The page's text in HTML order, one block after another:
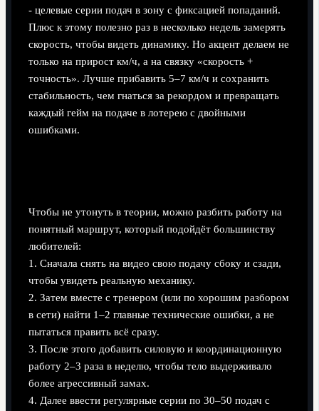
- целевые серии подач в зону с фиксацией попаданий.
Плюс к этому полезно раз в несколько недель замерять
скорость, чтобы видеть динамику. Но акцент делаем не
только на прирост км/ч, а на связку «скорость +
точность». Лучше прибавить 5–7 км/ч и сохранить
стабильность, чем гнаться за рекордом и превращать
каждый гейм на подаче в лотерею с двойными
ошибками.
Чтобы не утонуть в теории, можно разбить работу на
понятный маршрут, который подойдёт большинству
любителей:
1. Сначала снять на видео свою подачу сбоку и сзади,
чтобы увидеть реальную механику.
2. Затем вместе с тренером (или по хорошим разбором
в сети) найти 1–2 главные технические ошибки, а не
пытаться править всё сразу.
3. После этого добавить силовую и координационную
работу 2–3 раза в неделю, чтобы тело выдерживало
более агрессивный замах.
4. Далее ввести регулярные серии по 30–50 подач с